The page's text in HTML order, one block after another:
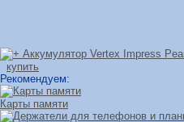
купить
Рекомендуем:
Карты памяти